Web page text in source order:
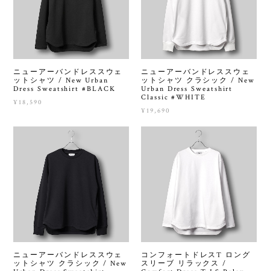
ニューアーバンドレススウェ
ットシャツ / New Urban
Dress Sweatshirt #BLACK
¥18,590
ニューアーバンドレススウェ
ットシャツ クラシック / New
Urban Dress Sweatshirt
Classic #WHITE
¥19,690
ニューアーバンドレススウェ
ットシャツ クラシック / New
コンフォートドレスT ロング
スリーブ リラックス /